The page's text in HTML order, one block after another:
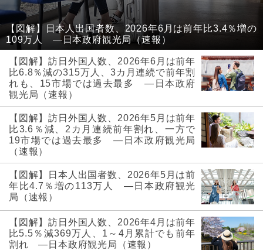
【図解】日本人出国者数、2026年6月は前年比3.4％増の
109万人 ―日本政府観光局（速報）
【図解】訪日外国人数、2026年6月は前年
比6.8％減の315万人、3カ月連続で前年割
れも、15市場では過去最多 ―日本政府
観光局（速報）
【図解】訪日外国人数、2026年5月は前年
比3.6％減、2カ月連続前年割れ、一方で
19市場では過去最多 ―日本政府観光局
（速報）
【図解】日本人出国者数、2026年5月は前
年比4.7％増の113万人 ―日本政府観光
局（速報）
【図解】訪日外国人数、2026年4月は前年
比5.5％減369万人、1～4月累計でも前年
割れ ―日本政府観光局（速報）